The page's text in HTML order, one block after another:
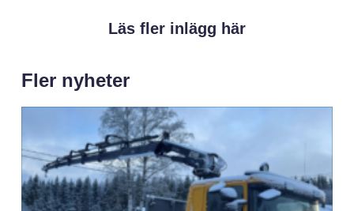
Läs fler inlägg här
Fler nyheter